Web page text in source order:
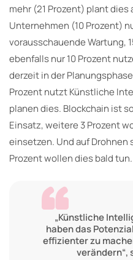
mehr (21 Prozent) plant
Unternehmen (10 Prozent)
vorausschauende Wartung,
ebenfalls nur 10 Prozent
derzeit in der
Prozent nutzt Künstliche
planen dies. Blockchain ist
Einsatz, weitere 3 Prozent
einsetzen. Und auf Drohnen
Prozent wollen dies bald tun.
„Künstliche
haben das
effizienter zu
verändern“,